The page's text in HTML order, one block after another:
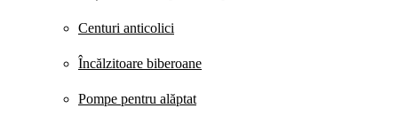
Centuri anticolici
Încălzitoare biberoane
Pompe pentru alăptat